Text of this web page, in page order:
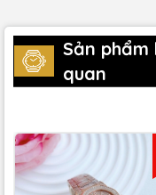
Sản phẩm
quan